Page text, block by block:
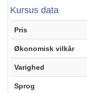
Kursus data
Pris
Økonomisk vilkår
Varighed
Sprog